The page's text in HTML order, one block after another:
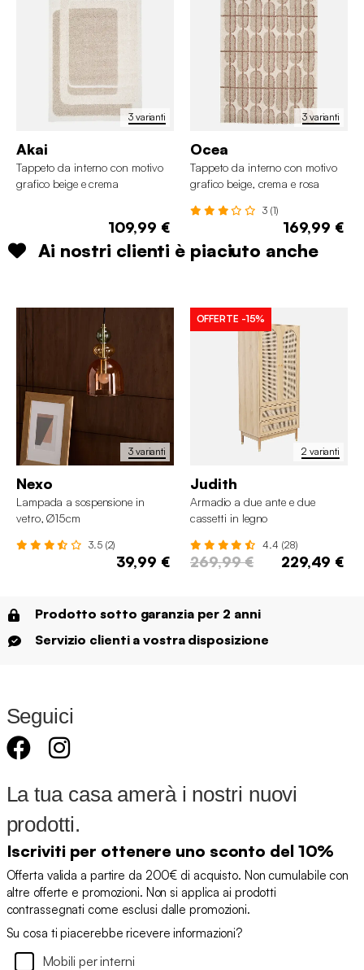
3 varianti
Akai
Tappeto da interno con motivo
grafico beige e crema
109,99 €
3 varianti
Ocea
Tappeto da interno con motivo
grafico beige, crema e rosa
3 (1)
169,99 €
Ai nostri clienti è piaciuto anche
3 varianti
Nexo
Lampada a sospensione in
vetro, Ø15cm
3.5 (2)
39,99 €
2 varianti
OFFERTE -15%
Judith
Armadio a due ante e due
cassetti in legno
4.4 (28)
269,99 € 229,49 €
Prodotto sotto garanzia per 2 anni
Servizio clienti a vostra disposizione
Seguici
La tua casa amerà i nostri nuovi
prodotti.
Iscriviti per ottenere uno sconto del 10%
Offerta valida a partire da 200€ di acquisto. Non cumulabile con
altre offerte e promozioni. Non si applica ai prodotti
contrassegnati come esclusi dalle promozioni.
Su cosa ti piacerebbe ricevere informazioni?
Mobili per interni